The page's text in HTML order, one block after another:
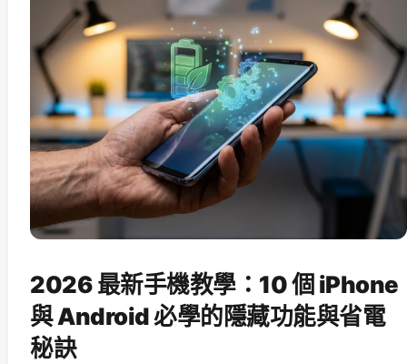
2026 最新手機教學：10 個 iPhone
與 Android 必學的隱藏功能與省電
秘訣